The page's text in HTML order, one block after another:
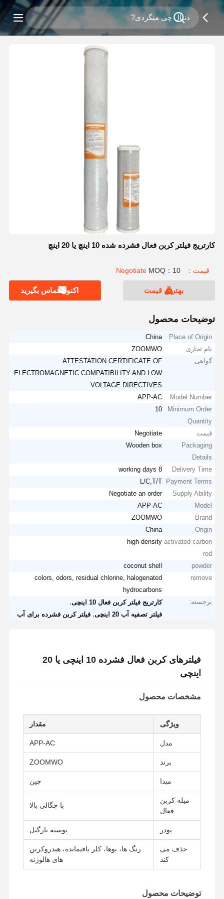
کارتریج فیلتر کربن فعال فشرده شده 10 اینچ یا 20 اینچ
قیمت：Negotiate MOQ：10
بهترین قیمت اکنون تماس بگیرید
توضیحات محصول
Place of Origin
China
نام تجاری
ZOOMWO
گواهی
ATTESTATION CERTIFICATE OF
ELECTROMAGNETIC COMPATIBILITY AND LOW
VOLTAGE DIRECTIVES
Model Number
APP-AC
Minimum Order
Quantity
10
قیمت
Negotiate
Packaging
Details
Wooden box
Delivery Time
8 working days
Payment Terms
L/C,T/T
Supply Ability
Negotiate an order
Model
APP-AC
Brand
ZOOMWO
Origin
China
activated carbon
rod
high-density
powder​​
coconut shell
remove
colors, odors, residual chlorine, halogenated
hydrocarbons
برجسته:
کارتریج فیلتر کربن فعال 10 اینچی
فیلتر تصفیه آب 20 اینچی
,فیلتر کربن فشرده برای آب
فیلترهای کربن فعال فشرده 10 اینچی یا 20
اینچی
مشخصات محصول
ویژگی مقدار
مدل APP-AC
برند ZOOMWO
مبدا چین
میله کربن
فعال
با چگالی بالا
پودر پوسته نارگیل
حذف می
کند
رنگ ها، بوها، کلر باقیمانده، هیدروکربن
های هالوژنه
توضیحات محصول